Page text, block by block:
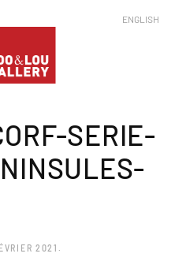
ENGLISH
SERIE-
2021 .